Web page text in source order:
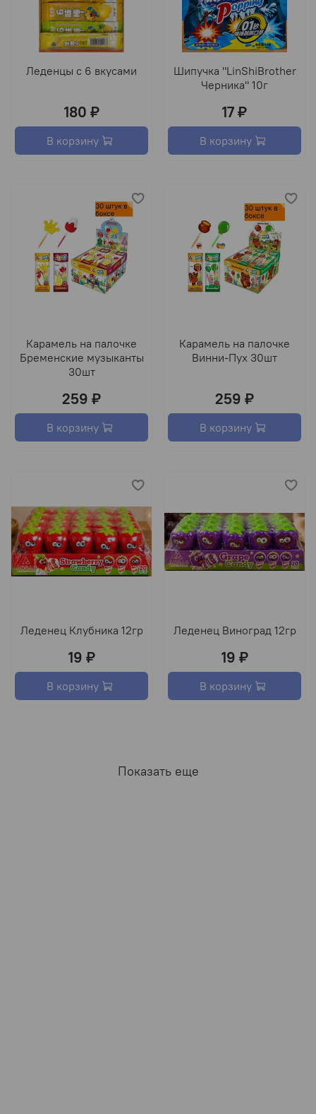
Леденцы с 6 вкусами
180 ₽
В корзину
Шипучка "LinShiBrother
Черника" 10г
17 ₽
В корзину
Карамель на палочке
Бременские музыканты
30шт
259 ₽
В корзину
Карамель на палочке
Винни-Пух 30шт
259 ₽
В корзину
Леденец Клубника 12гр
19 ₽
В корзину
Леденец Виноград 12гр
19 ₽
В корзину
Показать еще